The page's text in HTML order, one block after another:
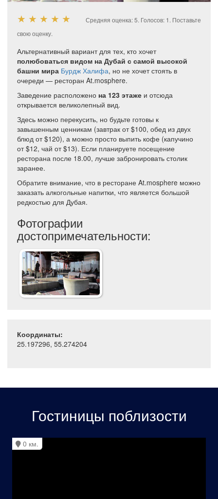
★ ★ ★ ★ ★ Средняя оценка:5. Голосов: 1 . Поставьте
свою оценку.
Альтернативный вариант для тех, кто хочет
полюбоваться видом на Дубай с самой высокой
башни мира Бурдж Халифа, но не хочет стоять в
очереди — ресторан At.mosphere.
Заведение расположено на 123 этаже и отсюда
открывается великолепный вид.
Здесь можно перекусить, но будьте готовы к
завышенным ценникам (завтрак от $100, обед из двух
блюд от $120), а можно просто выпить кофе (капучино
от $12, чай от $13). Если планируете посещение
ресторана после 18.00, лучше забронировать столик
заранее.
Обратите внимание, что в ресторане At.mosphere можно
заказать алкогольные напитки, что является большой
редкостью для Дубая.
Фотографии
достопримечательности:
Координаты:
25.197296, 55.274204
Гостиницы поблизости
0 км.